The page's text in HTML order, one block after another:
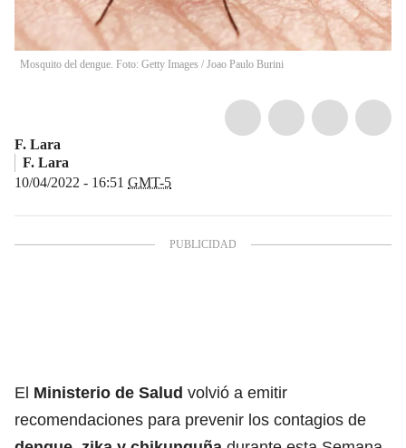
Mosquito del dengue. Foto: Getty Images / Joao Paulo Burini
F. Lara
F. Lara
10/04/2022 - 16:51 GMT-5
El Ministerio de Salud volvió a emitir
recomendaciones para prevenir los contagios de